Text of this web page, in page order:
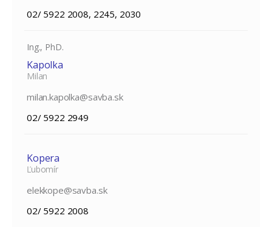
02/ 5922 2008, 2245, 2030
Ing., PhD.
Kapolka
Milan
milan.kapolka@savba.sk
02/ 5922 2949
Kopera
Ľubomír
elekkope@savba.sk
02/ 5922 2008